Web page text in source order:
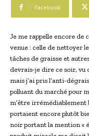
Facebook
Je me rappelle encore de
venue : celle de nettoyer
tâches de graisse et
devrais-je dire ce soir, vu
mais j’ai pris l’anti-
polluant du marché pour
m’être irrémédiablement
portaient encore plutôt
noir portant la mention «